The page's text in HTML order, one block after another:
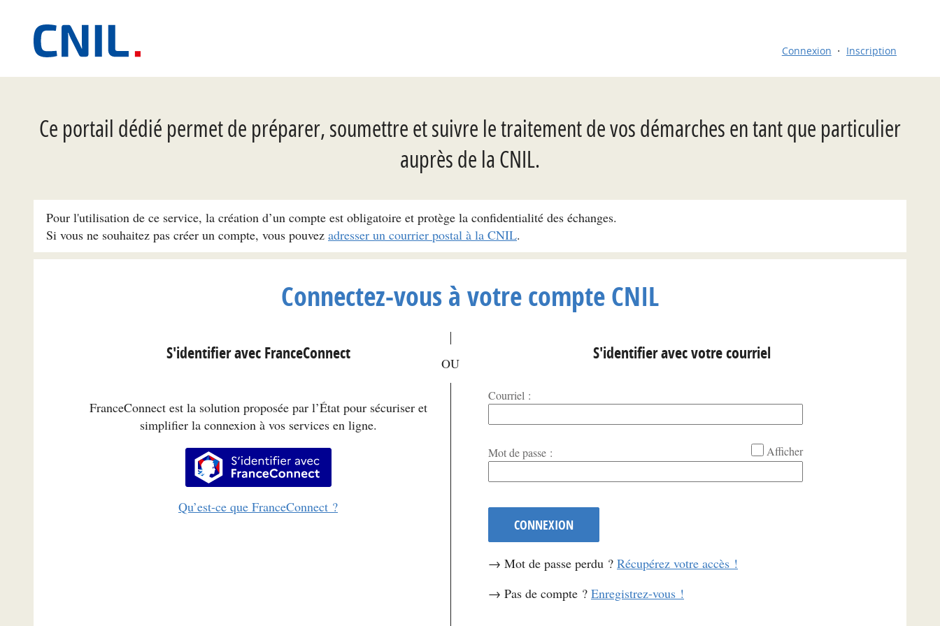
Connexion Inscription
Ce portail dédié permet de préparer, soumettre et suivre le traitement de vos démarches en tant que particulier
auprès de la CNIL.
Pour l'utilisation de ce service, la création d’un compte est obligatoire et protège la confidentialité des échanges.
Si vous ne souhaitez pas créer un compte, vous pouvez adresser un courrier postal à la CNIL.
Connectez-vous à votre compte CNIL
S'identifier avec FranceConnect
FranceConnect est la solution proposée par l’État pour sécuriser et
simplifier la connexion à vos services en ligne.
S’identifier avec FranceConnect
Qu’est-ce que FranceConnect ?
S'identifier avec votre courriel
Courriel :
Mot de passe : Afficher
CONNEXION
→ Mot de passe perdu ? Récupérez votre accès !
→ Pas de compte ? Enregistrez-vous !